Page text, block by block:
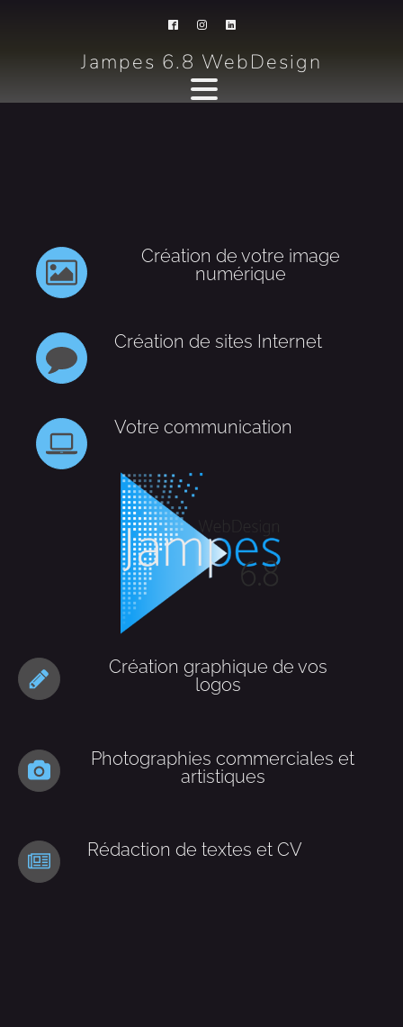
Jampes 6.8 WebDesign
Création de votre image
numérique
Création de sites Internet
Votre communication
Création graphique de vos
logos
Photographies commerciales et
artistiques
Rédaction de textes et CV